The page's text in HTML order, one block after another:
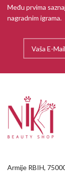
Među prvima
nagradnim igrama.
Armije RBIH,